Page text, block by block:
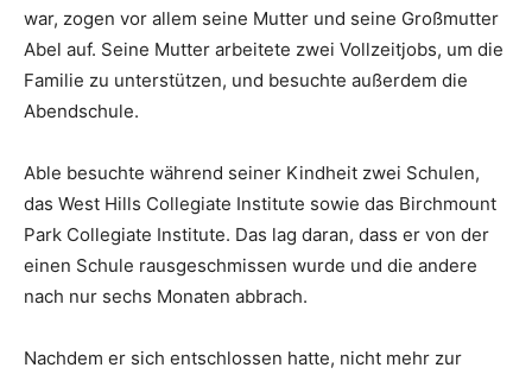
war, zogen vor allem seine Mutter und seine Großmutter
Abel auf. Seine Mutter arbeitete zwei Vollzeitjobs, um die
Familie zu unterstützen, und besuchte außerdem die
Abendschule.
Able besuchte während seiner Kindheit zwei Schulen,
das West Hills Collegiate Institute sowie das Birchmount
Park Collegiate Institute. Das lag daran, dass er von der
einen Schule rausgeschmissen wurde und die andere
nach nur sechs Monaten abbrach.
Nachdem er sich entschlossen hatte, nicht mehr zur